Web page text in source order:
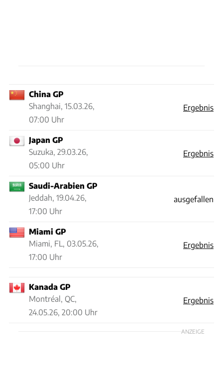
China GP
Shanghai, 15.03.26,
07:00 Uhr
Ergebnis
Japan GP
Suzuka, 29.03.26,
05:00 Uhr
Ergebnis
Saudi-Arabien GP
Jeddah, 19.04.26,
17:00 Uhr
ausgefallen
Miami GP
Miami, FL, 03.05.26,
17:00 Uhr
Ergebnis
Kanada GP
Montréal, QC,
24.05.26, 20:00 Uhr
Ergebnis
ANZEIGE